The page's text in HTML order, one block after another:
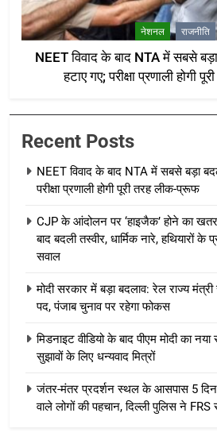
नेशनल राजनीति
NEET विवाद के बाद NTA में सबसे
हटाए गए; परीक्षा प्रणाली होगी
Recent Posts
NEET विवाद के बाद NTA में सबसे बड़ा
परीक्षा प्रणाली होगी पूरी तरह लीक-प्रूफ
CJP के आंदोलन पर ‘हाइजैक’ होने का
बाद बदली तस्वीर, धार्मिक नारे, हथियारों
सवाल
मोदी सरकार में बड़ा बदलाव: रेल राज्य
पद, पंजाब चुनाव पर रहेगा फोकस
मिडनाइट वीडियो के बाद पीएम मोदी का
सुझावों के लिए धन्यवाद मित्रों
जंतर-मंतर प्रदर्शन स्थल के आसपास 5 दिन
वाले लोगों की पहचान, दिल्ली पुलिस ने